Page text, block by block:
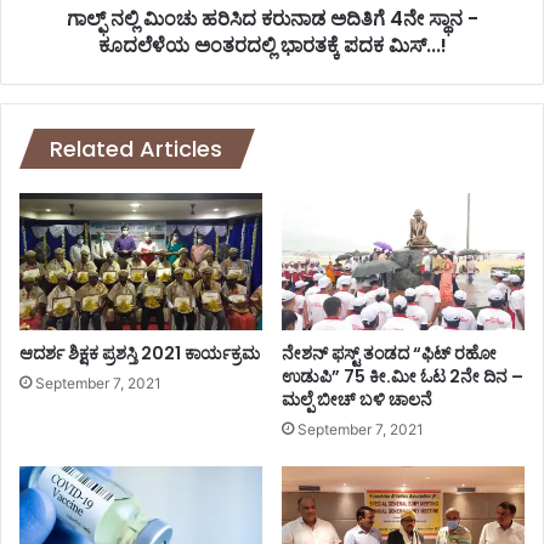
ಚಿ
ರಿ
ಗೆ
ಇಂ
ದು
ಬೆ
ಳಿ
ಗ್
ಗೆ
ಖಾ
ತೆ
ಮಾ
ಡಿ
ದ್
ನಾ
ಡ
ಅ
ದಿ
ತಿ
ಗೆ
4
ನೇ
ಸ್
ಥಾ
ದ
ಲೆ
ಳೆ
ಗಾಲ್ಫ್ ನಲ್ಲಿ ಮಿಂಚು ಹರಿಸಿದ ಕರುನಾಡ ಅದಿತಿಗೆ 4ನೇ ಸ್ಥಾನ -
ಕೂದಲೆಳೆಯ ಅಂತರದಲ್ಲಿ ಭಾರತಕ್ಕೆ ಪದಕ ಮಿಸ್...!
Related Articles
ಆದರ್ಶ ಶಿಕ್ಷಕ ಪ್ರಶಸ್ತಿ 2021 ಕಾರ್ಯಕ್ರಮ
September 7, 2021
ನೇಶನ್ ಫಸ್ಟ್ ತಂಡದ “ಫಿಟ್ ರಹೋ
ಉಡುಪಿ” 75 ಕೀ.ಮೀ ಓಟ 2ನೇ ದಿನ –
ಮಲ್ಪೆ ಬೀಚ್ ಬಳಿ ಚಾಲನೆ
September 7, 2021